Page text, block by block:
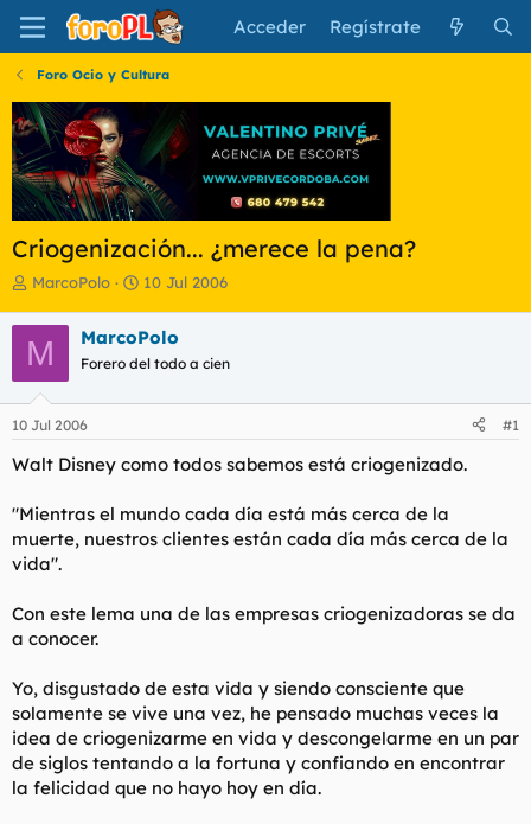
Acceder Regístrate
Foro Ocio y Cultura
Criogenización... ¿merece la pena?
I
i
c
i
a
d
o
d
t
e
MarcoPolo
F
h
a
e
i
i
o
10 Jul 2006
M MarcoPolo
Forero del todo a cien
10 Jul 2006 #1
Walt Disney como todos sabemos está criogenizado.
"Mientras el mundo cada día está más cerca de la
muerte, nuestros clientes están cada día más cerca de la
vida".
Con este lema una de las empresas criogenizadoras se da
a conocer.
Yo, disgustado de esta vida y siendo consciente que
solamente se vive una vez, he pensado muchas veces la
idea de criogenizarme en vida y descongelarme en un par
de siglos tentando a la fortuna y confiando en encontrar
la felicidad que no hayo hoy en día.